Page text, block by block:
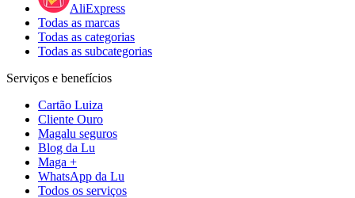
AliExpress
Todas as marcas
Todas as categorias
Todas as subcategorias
Serviços e benefícios
Cartão Luiza
Cliente Ouro
Magalu seguros
Blog da Lu
Maga +
WhatsApp da Lu
Todos os serviços